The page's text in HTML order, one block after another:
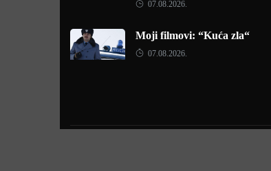
07.08.2026.
Moji filmovi: “Kuća zla“
07.08.2026.